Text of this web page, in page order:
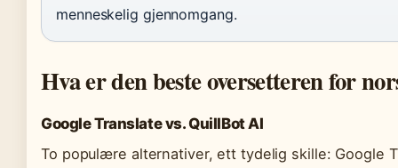
menneskelig gjennomgang.
Hva er den beste oversetteren for
Google Translate vs. QuillBot AI
To populære alternativer, ett tydelig skille: Google